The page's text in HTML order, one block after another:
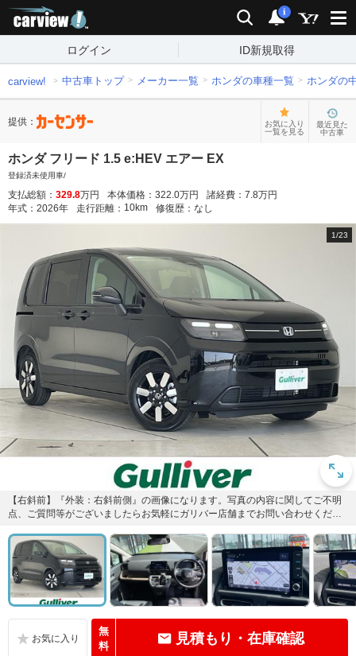
検索 通知
i
ログイン ID新規取得
carview! 中古車トップ メーカー一覧 ホンダの車種一覧 ホンダの
提供：
お気に入り
一覧を見る
最近見た
中古車
ホンダ フリード 1.5 e:HEV エアー EX
登録済未使用車/
支払総額： 329.8万円 本体価格： 322.0万円 諸経費： 7.8万円
年式： 2026年 走行距離： 10km 修復歴： なし
1/23
【右斜前】『外装：右斜前側』の画像になります。写真の内容に関してご不明
点、ご質問等がございましたらお気軽にガリバー店舗までお問い合わせくださ
無
料
見積もり・在庫確認